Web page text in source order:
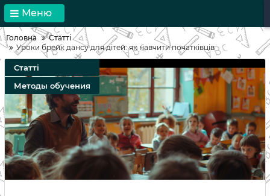
Меню
Головна
Статті
Уроки брейк дансу для дітей: як навчити початківців
Статті
Методы обучения